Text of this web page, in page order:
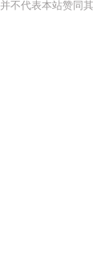
并不代表本站赞同